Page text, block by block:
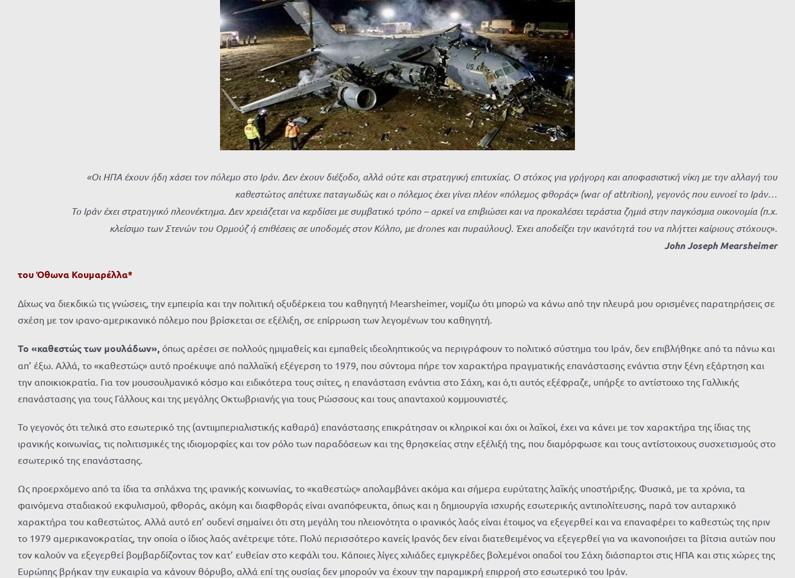
«Οι ΗΠΑ έχουν ήδη χάσει τον πόλεμο στο Ιράν. Δεν έχουν διέξοδο, αλλά ούτε και στρατηγική επιτυχίας. Ο στόχος για γρήγορη και αποφασιστική νίκη με τηναλλαγή του
καθεστώτος απέτυχε παταγωδώς και ο πόλεμος έχει γίνει πλέον «πόλεμος φθοράς» (war of attrition), γεγονός που ευνοεί το Ιράν…
Το Ιράν έχει στρατηγικό πλεονέκτημα. Δεν χρειάζεται να κερδίσει με συμβατικό τρόπο – αρκεί να επιβιώσει και να προκαλέσει τεράστια ζημιά στην παγκόσμια οικονομία (π.χ.
κλείσιμο των Στενών του Ορμούζ ή επιθέσεις σε υποδομές στον Κόλπο, με drones και πυραύλους). Έχει αποδείξει την ικανότητά του να πλήττει καίριους στόχους».
John Joseph Mearsheimer
του Όθωνα Κουμαρέλλα*
Δίχως να διεκδικώ τις γνώσεις, την εμπειρία και την πολιτική οξυδέρκεια του καθηγητή Mearsheimer, νομίζω ότι μπορώ να κάνω από την πλευρά μου ορισμένες παρατηρήσεις σε
σχέση με τον ιρανο-αμερικανικό πόλεμο που βρίσκεται σε εξέλιξη, σε επίρρωση των λεγομένων του καθηγητή.
Το «καθεστώς των μουλάδων», όπως αρέσει σε πολλούς ημιμαθείς και εμπαθείς ιδεοληπτικούς να περιγράφουν το πολιτικό σύστημα του Ιράν, δεν επιβλήθηκε από τα πάνω και
απ’ έξω. Αλλά, το «καθεστώς» αυτό προέκυψε από παλλαϊκή εξέγερση το 1979, που σύντομα πήρε τον χαρακτήρα πραγματικής επανάστασης ενάντια στην ξένη εξάρτηση και
την αποικιοκρατία. Για τον μουσουλμανικό κόσμο και ειδικότερα τους σιίτες, η επανάσταση ενάντια στο Σάχη, και ό,τι αυτός εξέφραζε, υπήρξε το αντίστοιχο της Γαλλικής
επανάστασης για τους Γάλλους και της μεγάλης Οκτωβριανής για τους Ρώσσους και τους απανταχού κομμουνιστές.
Το γεγονός ότι τελικά στο εσωτερικό της (αντιιμπεριαλιστικής καθαρά) επανάστασης επικράτησαν οι κληρικοί και όχι οι λαϊκοί, έχει να κάνει με τον χαρακτήρα της ίδιας της
ιρανικής κοινωνίας, τις πολιτισμικές της ιδιομορφίες και τον ρόλο των παραδόσεων και της θρησκείας στην εξέλιξή της, που διαμόρφωσε και τους αντίστοιχους συσχετισμούς στο
εσωτερικό της επανάστασης.
Ως προερχόμενο από τα ίδια τα σπλάχνα της ιρανικής κοινωνίας, το «καθεστώς» απολαμβάνει ακόμα και σήμερα ευρύτατης λαϊκής υποστήριξης. Φυσικά, με τα χρόνια, τα
φαινόμενα σταδιακού εκφυλισμού, φθοράς, ακόμη και διαφθοράς είναι αναπόφευκτα, όπως και η δημιουργία ισχυρής εσωτερικής αντιπολίτευσης, παρά τον αυταρχικό
χαρακτήρα του καθεστώτος. Αλλά αυτό επ’ ουδενί σημαίνει ότι στη μεγάλη του πλειονότητα ο ιρανικός λαός είναι έτοιμος να εξεγερθεί και να επαναφέρει το καθεστώς της πριν
το 1979 αμερικανοκρατίας, την οποία ο ίδιος λαός ανέτρεψε τότε. Πολύ περισσότερο κανείς Ιρανός δεν είναι διατεθειμένος να εξεγερθεί για να ικανοποιήσει τα βίτσια αυτών που
τον καλούν να εξεγερθεί βομβαρδίζοντας τον κατ’ ευθείαν στο κεφάλι του. Κάποιες λίγες χιλιάδες εμιγκρέδες βολεμένοι οπαδοί του Σάχη διάσπαρτοι στις ΗΠΑ και στις χώρες της
Ευρώπης βρήκαν την ευκαιρία να κάνουν θόρυβο, αλλά επί της ουσίας δεν μπορούν να έχουν την παραμικρή επιρροή στο εσωτερικό του Ιράν.